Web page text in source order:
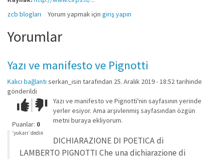
zcb blogları
Yorum yapmak için giriş yapın
Yorumlar
Yazı ve manifesto ve Pignotti
Kalıcı bağlantı serkan_isin tarafından 25. Aralık 2019 - 18:52 tarihinde
gönderildi
Çok iyi!O
kadar
iyi
değil!
Puanlar: 0
‘yukarı’ dedin
Yazı ve manifesto ve Pignotti'nin sayfasının yerinde
yerler esiyor. Ama arşivlenmiş sayfasından özgün
metni buraya ekliyorum.
DICHIARAZIONE DI POETICA di
LAMBERTO PIGNOTTI Che una dichiarazione di